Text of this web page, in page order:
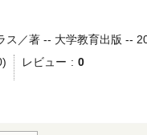
ス／著 -- 大学教育出版 --
レビュー 0